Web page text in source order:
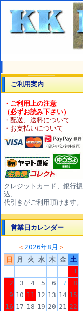
ご利用案内
・ご利用上の注意
（必ずお読み下さい）
・配送、送料について
・お支払いについて
クレジットカード、銀行振
込、
代引きがご利用頂けます。
営業日カレンダー
＜ 2026年8月 ＞
日
月 火 水 木 金 土
1
2
3 4 5 6 7
8
9 10 11 12 13 14 15
16 17 18 19 20 21 22